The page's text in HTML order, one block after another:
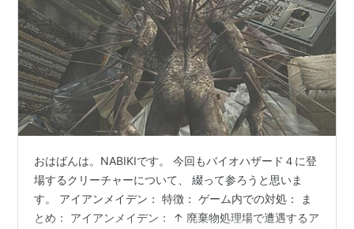
おはばんは。NABIKIです。 今回もバイオハザード４に登
場するクリーチャーについて、 綴って参ろうと思いま
す。 アイアンメイデン： 特徴： ゲーム内での対処： ま
とめ： アイアンメイデン： ↑ 廃棄物処理場で遭遇するア